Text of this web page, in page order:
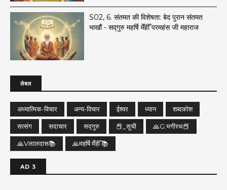
S02, 6. संतमत की विशेषता: बेद पुरान संतमत
भाखौं - सद्गुरु महर्षि मेँहीँ परमहंस जी महाराज
लेबल
अध्यात्मिक-विचार अन्य-विचार ईश्वर ध्यान शब्दकोश
सत्संग सदाचार सद्गुरु 📕_सूची 🙏G.भगीरथ📕
🙏Vलालदास📚 🙏महर्षि मेँहीँ 📚
AD 3